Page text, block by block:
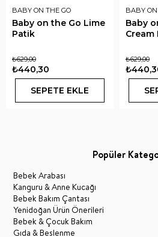
BABY ON THE GO
Baby on the Go Lime
Patik
₺440,30
₺629,00
SEPETE EKLE
BABY
Baby
Cream
₺629,00
Popüler
Bebek Arabası
Kanguru & Anne Kucağı
Bebek Bakım Çantası
Yenidoğan Ürün Önerileri
Bebek & Çocuk Bakım
Gıda & Beslenme